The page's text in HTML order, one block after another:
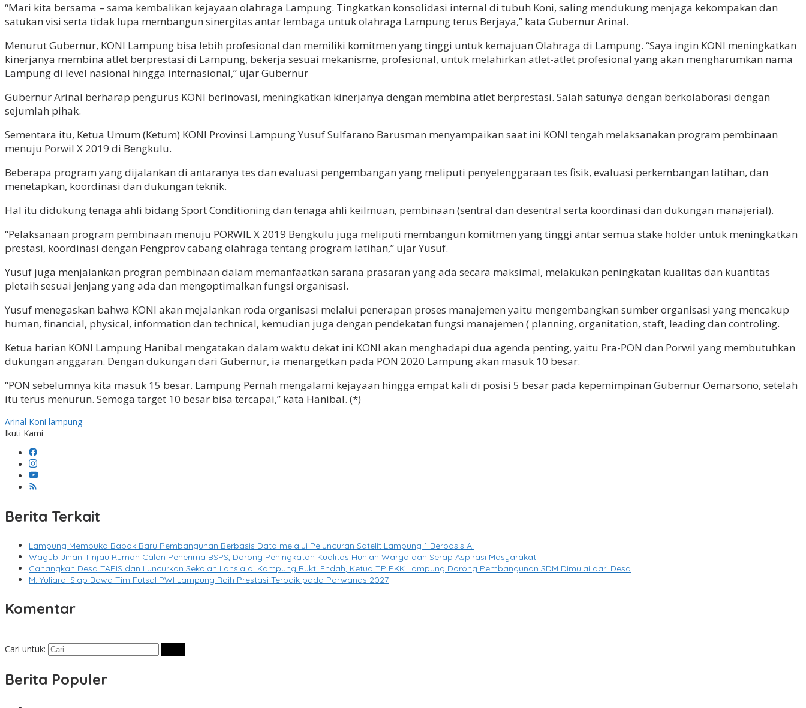
“Mari kita bersama – sama kembalikan kejayaan olahraga Lampung. Tingkatkan konsolidasi internal di tubuh Koni, saling mendukung menjaga kekompakan dan
satukan visi serta tidak lupa membangun sinergitas antar lembaga untuk olahraga Lampung terus Berjaya,” kata Gubernur Arinal.
Menurut Gubernur, KONI Lampung bisa lebih profesional dan memiliki komitmen yang tinggi untuk kemajuan Olahraga di Lampung. “Saya ingin KONI meningkatkan
kinerjanya membina atlet berprestasi di Lampung, bekerja sesuai mekanisme, profesional, untuk melahirkan atlet-atlet profesional yang akan mengharumkan nama
Lampung di level nasional hingga internasional,” ujar Gubernur
Gubernur Arinal berharap pengurus KONI berinovasi, meningkatkan kinerjanya dengan membina atlet berprestasi. Salah satunya dengan berkolaborasi dengan
sejumlah pihak.
Sementara itu, Ketua Umum (Ketum) KONI Provinsi Lampung Yusuf Sulfarano Barusman menyampaikan saat ini KONI tengah melaksanakan program pembinaan
menuju Porwil X 2019 di Bengkulu.
Beberapa program yang dijalankan di antaranya tes dan evaluasi pengembangan yang meliputi penyelenggaraan tes fisik, evaluasi perkembangan latihan, dan
menetapkan, koordinasi dan dukungan teknik.
Hal itu didukung tenaga ahli bidang Sport Conditioning dan tenaga ahli keilmuan, pembinaan (sentral dan desentral serta koordinasi dan dukungan manajerial).
“Pelaksanaan program pembinaan menuju PORWIL X 2019 Bengkulu juga meliputi membangun komitmen yang tinggi antar semua stake holder untuk meningkatkan
prestasi, koordinasi dengan Pengprov cabang olahraga tentang program latihan,” ujar Yusuf.
Yusuf juga menjalankan progran pembinaan dalam memanfaatkan sarana prasaran yang ada secara maksimal, melakukan peningkatan kualitas dan kuantitas
pletaih sesuai jenjang yang ada dan mengoptimalkan fungsi organisasi.
Yusuf menegaskan bahwa KONI akan mejalankan roda organisasi melalui penerapan proses manajemen yaitu mengembangkan sumber organisasi yang mencakup
human, financial, physical, information dan technical, kemudian juga dengan pendekatan fungsi manajemen ( planning, organitation, staft, leading dan controling.
Ketua harian KONI Lampung Hanibal mengatakan dalam waktu dekat ini KONI akan menghadapi dua agenda penting, yaitu Pra-PON dan Porwil yang membutuhkan
dukungan anggaran. Dengan dukungan dari Gubernur, ia menargetkan pada PON 2020 Lampung akan masuk 10 besar.
“PON sebelumnya kita masuk 15 besar. Lampung Pernah mengalami kejayaan hingga empat kali di posisi 5 besar pada kepemimpinan Gubernur Oemarsono, setelah
itu terus menurun. Semoga target 10 besar bisa tercapai,” kata Hanibal. (*)
Arinal Koni lampung
Ikuti Kami
Berita Terkait
Lampung Membuka Babak Baru Pembangunan Berbasis Data melalui Peluncuran Satelit Lampung-1 Berbasis AI
Wagub Jihan Tinjau Rumah Calon Penerima BSPS, Dorong Peningkatan Kualitas Hunian Warga dan Serap Aspirasi Masyarakat
Canangkan Desa TAPIS dan Luncurkan Sekolah Lansia di Kampung Rukti Endah, Ketua TP PKK Lampung Dorong Pembangunan SDM Dimulai dari Desa
M. Yuliardi Siap Bawa Tim Futsal PWI Lampung Raih Prestasi Terbaik pada Porwanas 2027
Komentar
Cari untuk:
Berita Populer